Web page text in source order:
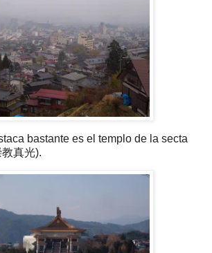
bastante es el templo de la secta
教真光).